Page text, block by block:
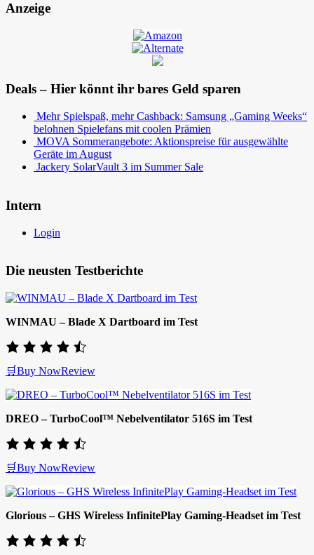
Anzeige
Deals – Hier könnt ihr bares Geld sparen
Mehr Spielspaß, mehr Cashback: Samsung „Gaming Weeks“
belohnen Spielefans mit coolen Prämien
MOVA Sommerangebote: Aktionspreise für ausgewählte
Geräte im August
Jackery SolarVault 3 im Summer Sale
Intern
Login
Die neusten Testberichte
WINMAU – Blade X Dartboard im Test
🛒Buy NowReview
DREO – TurboCool™ Nebelventilator 516S im Test
🛒Buy NowReview
Glorious – GHS Wireless InfinitePlay Gaming-Headset im Test